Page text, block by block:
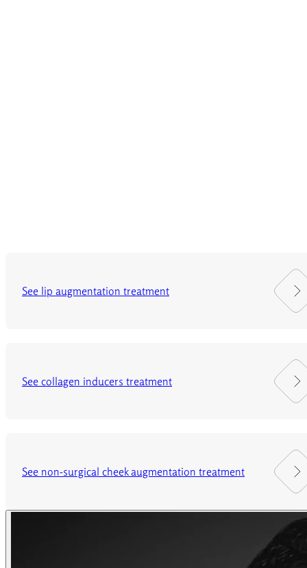
See lip augmentation treatment
See collagen inducers treatment
See non-surgical cheek augmentation treatment